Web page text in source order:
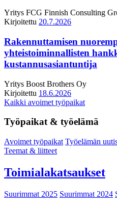
Yritys FCG Finnish Consulting
Kirjoitettu 20.7.2026
Rakennuttamisen
yhteistoiminnallisten
kustannusasiantuntija
Yritys Boost Brothers Oy
Kirjoitettu 18.6.2026
Kaikki avoimet työpaikat
Työpaikat & työelämä
Avoimet työpaikat Työelämän
Teemat & liitteet
Toimialakatsaukset
Suurimmat 2025 Suurimmat 2024